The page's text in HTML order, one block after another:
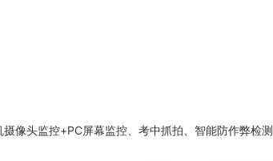
像头监控+PC屏幕监控、考中抓拍、智能防作弊检测